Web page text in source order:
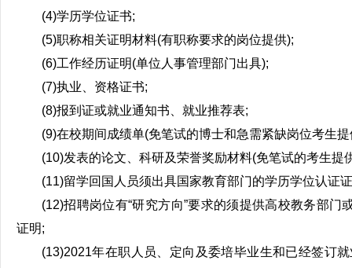
(4)学历学位证书;
(5)职称相关证明材料(有职称要求的岗位提供);
(6)工作经历证明(单位人事管理部门出具);
(7)执业、资格证书;
(8)报到证或就业通知书、就业推荐表;
(9)在校期间成绩单(免笔试的博士和急需紧缺岗位考生提
(10)发表的论文、科研及荣誉奖励材料(免笔试的考生提
(11)留学回国人员须出具国家教育部门的学历学位认证
(12)招聘岗位有“研究方向”要求的须提供高校教务部门
证明;
(13)2021年在职人员、定向及委培毕业生和已经签订